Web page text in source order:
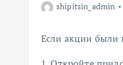
shipitsin_admin
Если акции были